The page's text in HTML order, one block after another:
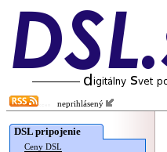
neprihlásený
DSL pripojenie
Ceny DSL